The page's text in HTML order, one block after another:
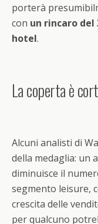
porterà
con un rincaro del
hotel.
La coperta è
Alcuni analisti di
della medaglia: un
diminuisce il
segmento leisure,
crescita delle
per qualcuno